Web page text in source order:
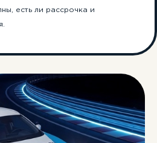
есть ли рассрочка и